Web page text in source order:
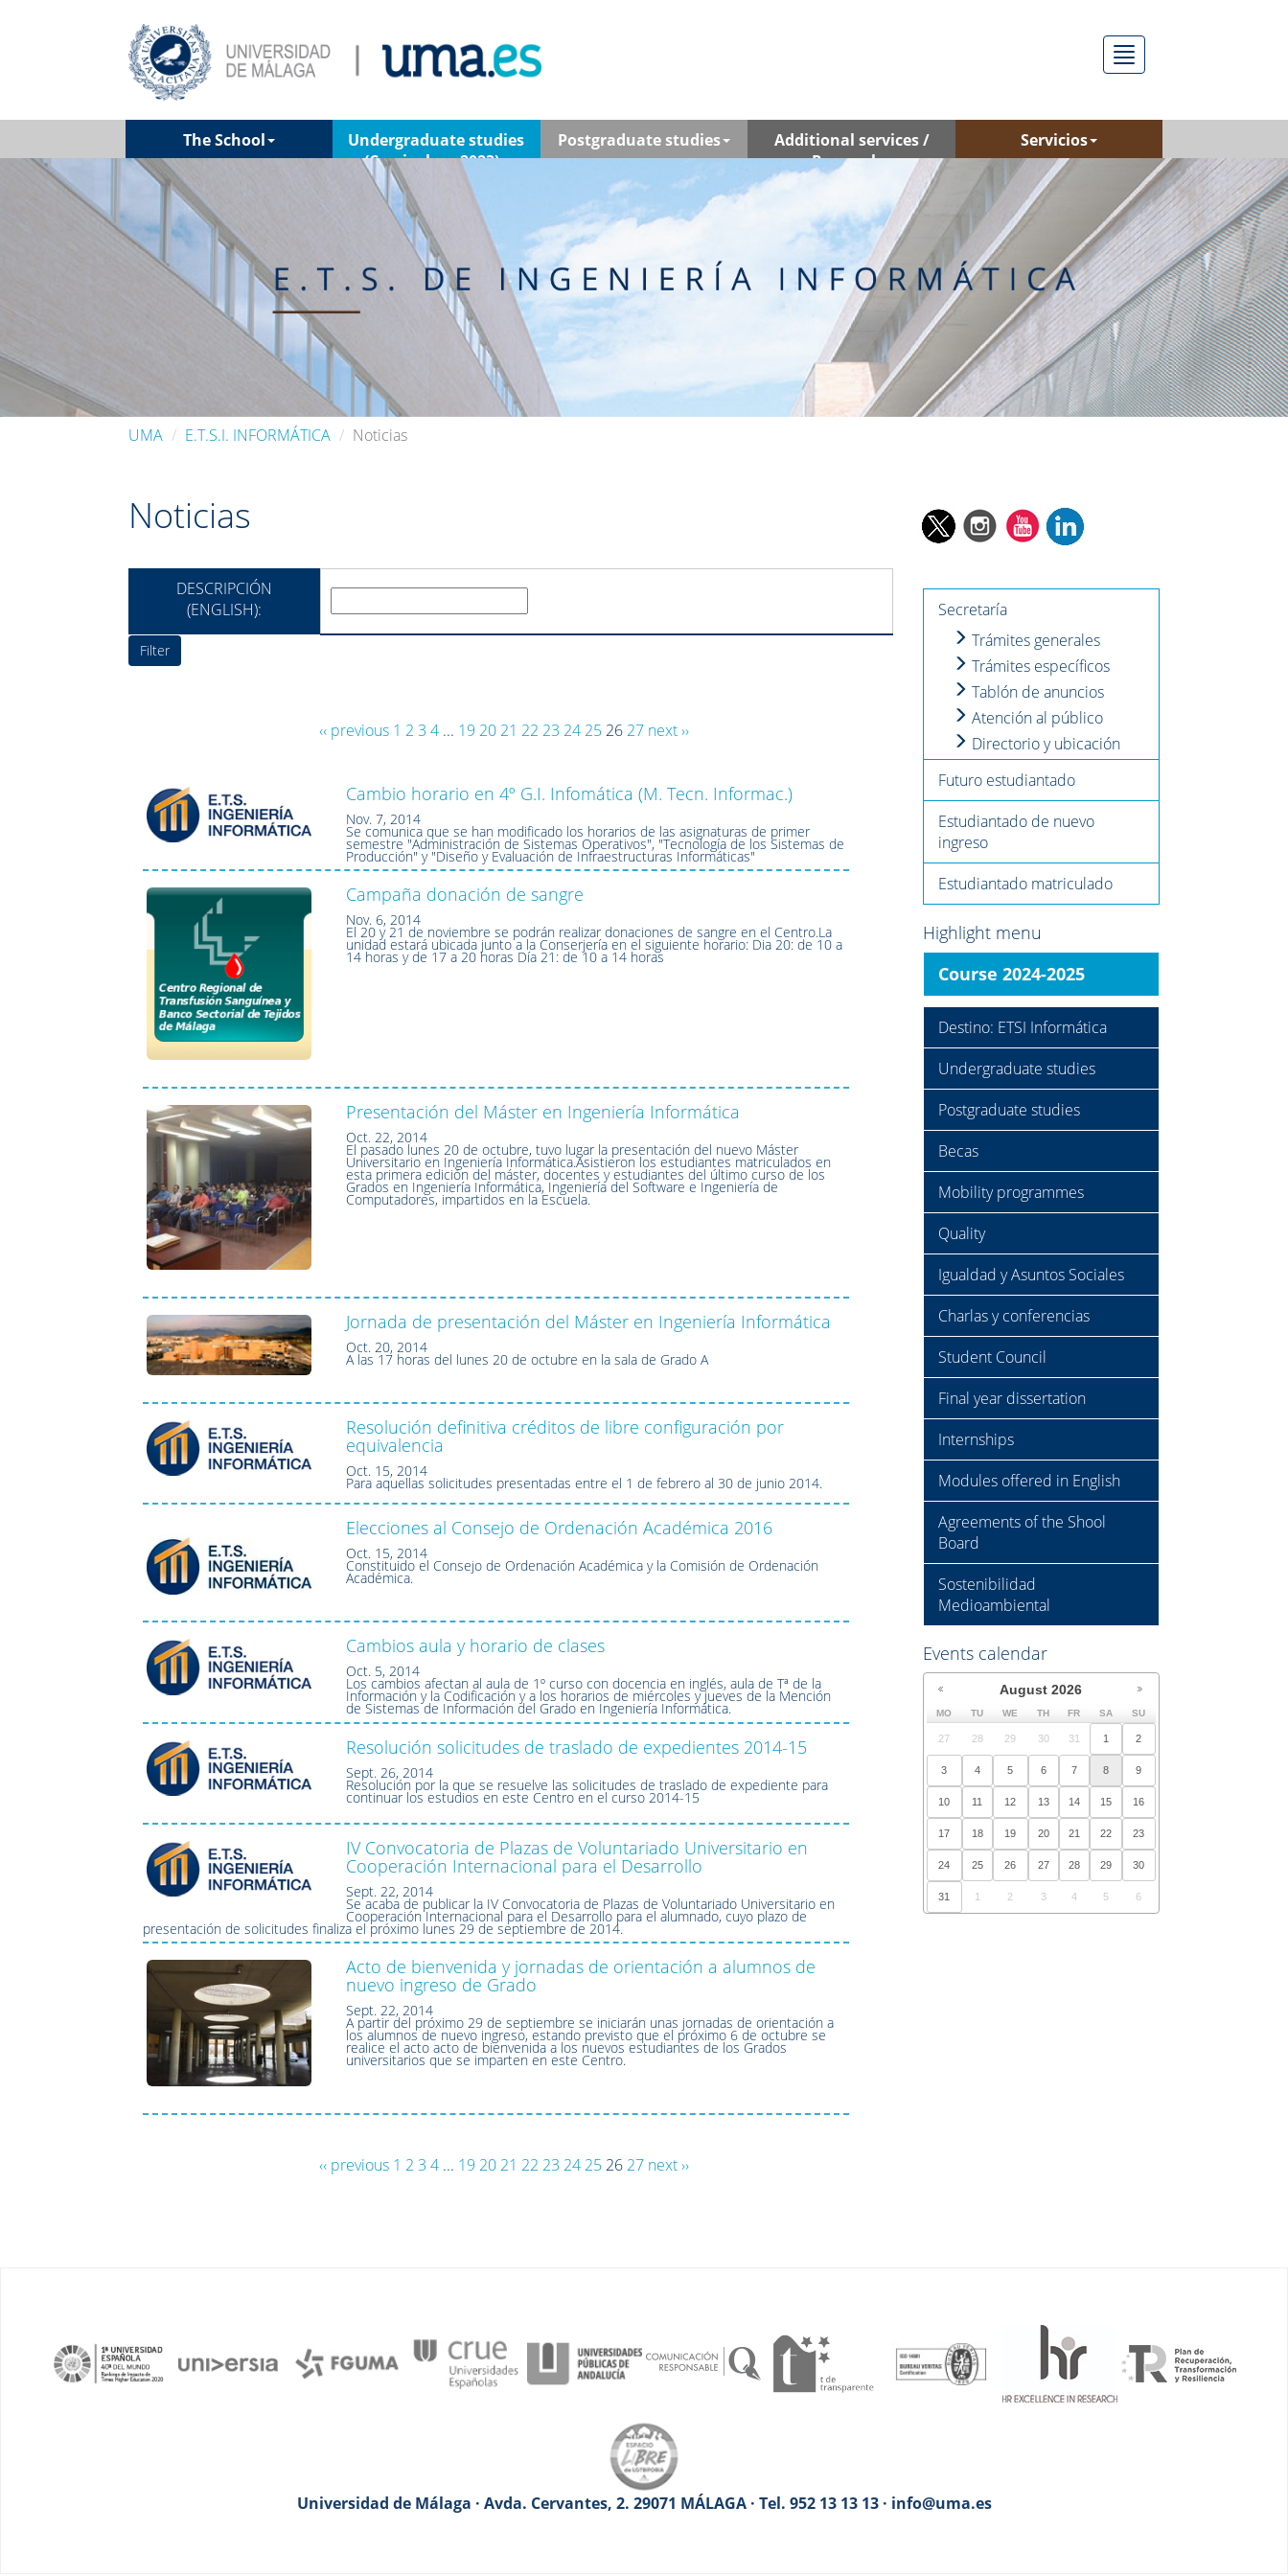
Menú
The School
Undergraduate studies
(Curriculum 2023)
Postgraduate studies
Additional services /
Research
Servicios
UMA E.T.S.I. INFORMÁTICA Noticias
Noticias
DESCRIPCIÓN
(ENGLISH):
‹‹ previous 1 2 3 4... 19 20 21 22 23 24 25 26 27 next ››
Cambio horario en 4º G.I. Infomática (M. Tecn. Informac.)
Nov. 7, 2014
Se comunica que se han modificado los horarios de las asignaturas de primer
semestre "Administración de Sistemas Operativos", "Tecnología de los Sistemas de
Producción" y "Diseño y Evaluación de Infraestructuras Informáticas"
Campaña donación de sangre
Nov. 6, 2014
El 20 y 21 de noviembre se podrán realizar donaciones de sangre en el Centro.La
unidad estará ubicada junto a la Conserjería en el siguiente horario: Dia 20: de 10 a
14 horas y de 17 a 20 horas Día 21: de 10 a 14 horas
Presentación del Máster en Ingeniería Informática
Oct. 22, 2014
El pasado lunes 20 de octubre, tuvo lugar la presentación del nuevo Máster
Universitario en Ingeniería Informática.Asistieron los estudiantes matriculados en
esta primera edición del máster, docentes y estudiantes del último curso de los
Grados en Ingeniería Informática, Ingeniería del Software e Ingeniería de
Computadores, impartidos en la Escuela.
Jornada de presentación del Máster en Ingeniería Informática
Oct. 20, 2014
A las 17 horas del lunes 20 de octubre en la sala de Grado A
Resolución definitiva créditos de libre configuración por
equivalencia
Oct. 15, 2014
Para aquellas solicitudes presentadas entre el 1 de febrero al 30 de junio 2014.
Elecciones al Consejo de Ordenación Académica 2016
Oct. 15, 2014
Constituido el Consejo de Ordenación Académica y la Comisión de Ordenación
Académica.
Cambios aula y horario de clases
Oct. 5, 2014
Los cambios afectan al aula de 1º curso con docencia en inglés, aula de Tª de la
Información y la Codificación y a los horarios de miércoles y jueves de la Mención
de Sistemas de Información del Grado en Ingeniería Informática.
Resolución solicitudes de traslado de expedientes 2014-15
Sept. 26, 2014
Resolución por la que se resuelve las solicitudes de traslado de expediente para
continuar los estudios en este Centro en el curso 2014-15
IV Convocatoria de Plazas de Voluntariado Universitario en
Cooperación Internacional para el Desarrollo
Sept. 22, 2014
Se acaba de publicar la IV Convocatoria de Plazas de Voluntariado Universitario en
Cooperación Internacional para el Desarrollo para el alumnado, cuyo plazo de
presentación de solicitudes finaliza el próximo lunes 29 de septiembre de 2014.
Acto de bienvenida y jornadas de orientación a alumnos de
nuevo ingreso de Grado
Sept. 22, 2014
A partir del próximo 29 de septiembre se iniciarán unas jornadas de orientación a
los alumnos de nuevo ingreso, estando previsto que el próximo 6 de octubre se
realice el acto acto de bienvenida a los nuevos estudiantes de los Grados
universitarios que se imparten en este Centro.
‹‹ previous 1 2 3 4... 19 20 21 22 23 24 25 26 27 next ››
Secretaría
Trámites generales
Trámites específicos
Tablón de anuncios
Atención al público
Directorio y ubicación
Futuro estudiantado
Estudiantado de nuevo
ingreso
Estudiantado matriculado
Highlight menu
Course 2024-2025
Destino: ETSI Informática
Undergraduate studies
Postgraduate studies
Becas
Mobility programmes
Quality
Igualdad y Asuntos Sociales
Charlas y conferencias
Student Council
Final year dissertation
Internships
Modules offered in English
Agreements of the Shool
Board
Sostenibilidad
Medioambiental
Events calendar
August 2026
MO TU WE TH FR SA SU
27 28 29 30 31 1 2
3 4 5 6 7 8 9
10 11 12 13 14 15 16
17 18 19 20 21 22 23
24 25 26 27 28 29 30
31 1 2 3 4 5 6
Universidad de Málaga · Avda. Cervantes, 2. 29071 MÁLAGA · Tel. 952 13 13 13 · info@uma.es